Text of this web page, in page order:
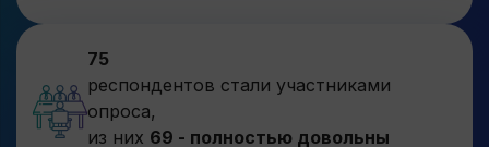
необходимых для реализации
проекта согласований и разрешений
в соответствии с федеральными,
75
респондентов стали участниками
опроса,
из них 69 - полностью довольны